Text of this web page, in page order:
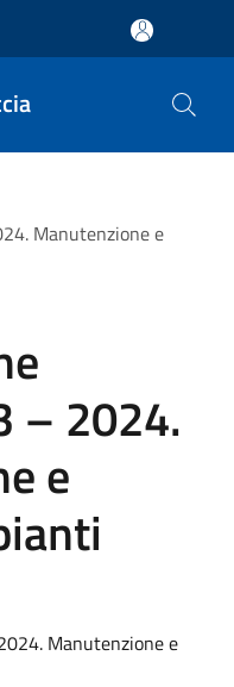
Manutenzione e
– 2024.
e
Manutenzione e